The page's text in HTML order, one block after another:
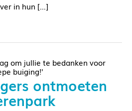
in hun […]
om jullie te bedanken voor
buiging!'
ontmoeten